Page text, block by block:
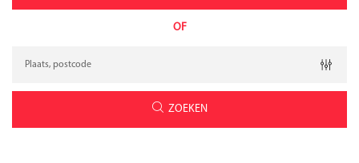
OF
Breedtegraad
Lengtegraad
Geolocation
ZOEKEN